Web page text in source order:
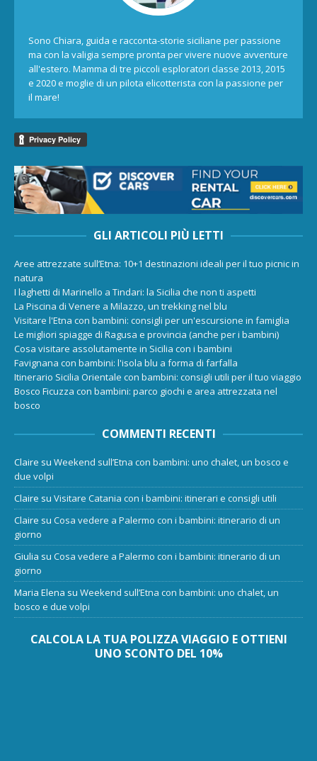
Sono Chiara, guida e racconta-storie siciliane per passione
ma con la valigia sempre pronta per vivere nuove avventure
all'estero. Mamma di tre piccoli esploratori classe 2013, 2015
e 2020 e moglie di un pilota elicotterista con la passione per
il mare!
GLI ARTICOLI PIÙ LETTI
Aree attrezzate sull’Etna: 10+1 destinazioni ideali per il tuo picnic in
natura
I laghetti di Marinello a Tindari: la Sicilia che non ti aspetti
La Piscina di Venere a Milazzo, un trekking nel blu
Visitare l'Etna con bambini: consigli per un'escursione in famiglia
Le migliori spiagge di Ragusa e provincia (anche per i bambini)
Cosa visitare assolutamente in Sicilia con i bambini
Favignana con bambini: l'isola blu a forma di farfalla
Itinerario Sicilia Orientale con bambini: consigli utili per il tuo viaggio
Bosco Ficuzza con bambini: parco giochi e area attrezzata nel
bosco
COMMENTI RECENTI
Claire su Weekend sull’Etna con bambini: uno chalet, un bosco e
due volpi
Claire su Visitare Catania con i bambini: itinerari e consigli utili
Claire su Cosa vedere a Palermo con i bambini: itinerario di un
giorno
Giulia su Cosa vedere a Palermo con i bambini: itinerario di un
giorno
Maria Elena su Weekend sull’Etna con bambini: uno chalet, un
bosco e due volpi
CALCOLA LA TUA POLIZZA VIAGGIO E OTTIENI
UNO SCONTO DEL 10%